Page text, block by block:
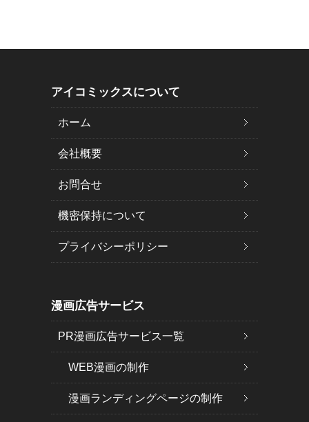
アイコミックスについて
ホーム
会社概要
お問合せ
機密保持について
プライバシーポリシー
漫画広告サービス
PR漫画広告サービス一覧
WEB漫画の制作
漫画ランディングページの制作